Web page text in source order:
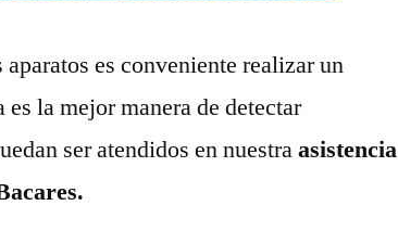
es conveniente realizar un
la mejor manera de detectar
ser atendidos en nuestraasistencia